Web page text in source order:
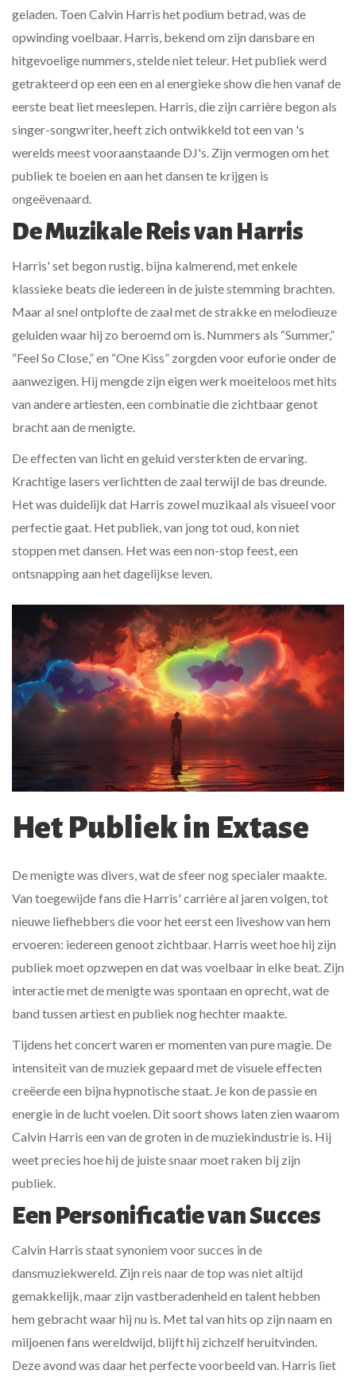
geladen. Toen Calvin Harris het podium betrad, was de
opwinding voelbaar. Harris, bekend om zijn dansbare en
hitgevoelige nummers, stelde niet teleur. Het publiek werd
getrakteerd op een een en al energieke show die hen vanaf de
eerste beat liet meeslepen. Harris, die zijn carrière begon als
singer-songwriter, heeft zich ontwikkeld tot een van 's
werelds meest vooraanstaande DJ's. Zijn vermogen om het
publiek te boeien en aan het dansen te krijgen is
ongeëvenaard.
De Muzikale Reis van Harris
Harris' set begon rustig, bijna kalmerend, met enkele
klassieke beats die iedereen in de juiste stemming brachten.
Maar al snel ontplofte de zaal met de strakke en melodieuze
geluiden waar hij zo beroemd om is. Nummers als “Summer,”
“Feel So Close,” en “One Kiss” zorgden voor euforie onder de
aanwezigen. Hij mengde zijn eigen werk moeiteloos met hits
van andere artiesten, een combinatie die zichtbaar genot
bracht aan de menigte.
De effecten van licht en geluid versterkten de ervaring.
Krachtige lasers verlichtten de zaal terwijl de bas dreunde.
Het was duidelijk dat Harris zowel muzikaal als visueel voor
perfectie gaat. Het publiek, van jong tot oud, kon niet
stoppen met dansen. Het was een non-stop feest, een
ontsnapping aan het dagelijkse leven.
Het Publiek in Extase
De menigte was divers, wat de sfeer nog specialer maakte.
Van toegewijde fans die Harris' carrière al jaren volgen, tot
nieuwe liefhebbers die voor het eerst een liveshow van hem
ervoeren: iedereen genoot zichtbaar. Harris weet hoe hij zijn
publiek moet opzwepen en dat was voelbaar in elke beat. Zijn
interactie met de menigte was spontaan en oprecht, wat de
band tussen artiest en publiek nog hechter maakte.
Tijdens het concert waren er momenten van pure magie. De
intensiteit van de muziek gepaard met de visuele effecten
creëerde een bijna hypnotische staat. Je kon de passie en
energie in de lucht voelen. Dit soort shows laten zien waarom
Calvin Harris een van de groten in de muziekindustrie is. Hij
weet precies hoe hij de juiste snaar moet raken bij zijn
publiek.
Een Personificatie van Succes
Calvin Harris staat synoniem voor succes in de
dansmuziekwereld. Zijn reis naar de top was niet altijd
gemakkelijk, maar zijn vastberadenheid en talent hebben
hem gebracht waar hij nu is. Met tal van hits op zijn naam en
miljoenen fans wereldwijd, blijft hij zichzelf heruitvinden.
Deze avond was daar het perfecte voorbeeld van. Harris liet